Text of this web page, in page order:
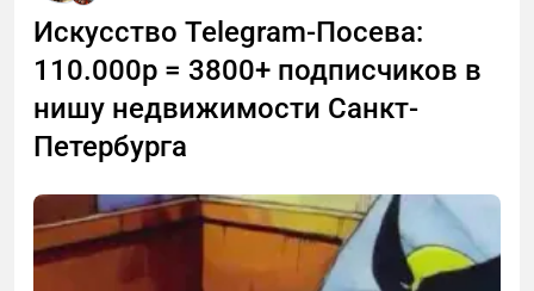
Искусство Telegram-Посева:
110.000р = 3800+ подписчиков в
нишу недвижимости Санкт-
Петербурга